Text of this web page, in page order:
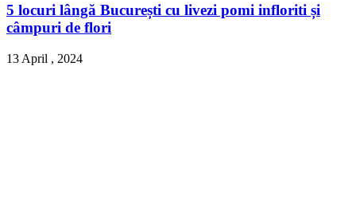
5 locuri lângă București cu livezi pomi infloriti și
câmpuri de flori
13 April , 2024